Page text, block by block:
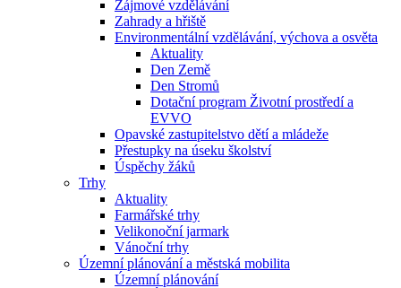
Zájmové vzdělávání
Zahrady a hřiště
Environmentální vzdělávání, výchova a osvěta
Aktuality
Den Země
Den Stromů
Dotační program Životní prostředí a
EVVO
Opavské zastupitelstvo dětí a mládeže
Přestupky na úseku školství
Úspěchy žáků
Trhy
Aktuality
Farmářské trhy
Velikonoční jarmark
Vánoční trhy
Územní plánování a městská mobilita
Územní plánování